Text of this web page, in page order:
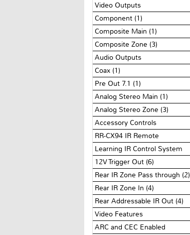
Video Outputs
Component (1)
Composite Main (1)
Composite Zone (3)
Audio Outputs
Coax (1)
Pre Out 7.1 (1)
Analog Stereo Main (1)
Analog Stereo Zone (3)
Accessory Controls
RR-CX94 IR Remote
Learning IR Control System
12V Trigger Out (6)
Rear IR Zone Pass through (2)
Rear IR Zone In (4)
Rear Addressable IR Out (4)
Video Features
ARC and CEC Enabled